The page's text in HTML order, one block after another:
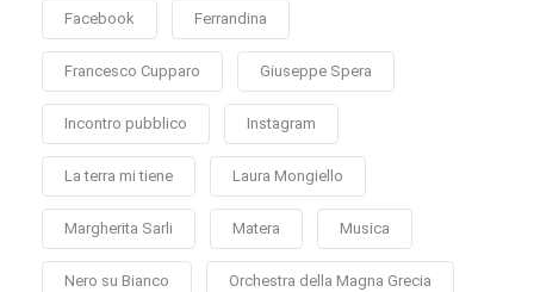
Facebook Ferrandina
Francesco Cupparo Giuseppe Spera
Incontro pubblico Instagram
La terra mi tiene Laura Mongiello
Margherita Sarli Matera Musica
Nero su Bianco Orchestra della Magna Grecia